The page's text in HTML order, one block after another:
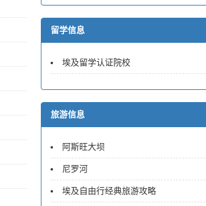
留学信息
埃及留学认证院校
旅游信息
阿斯旺大坝
尼罗河
埃及自由行经典旅游攻略